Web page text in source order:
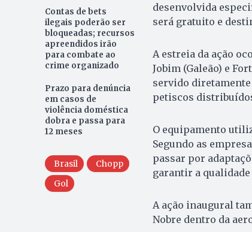
Contas de bets
ilegais poderão ser
bloqueadas; recursos
apreendidos irão
para combate ao
crime organizado
Prazo para denúncia
em casos de
violência doméstica
dobra e passa para
12 meses
Brasil
Chopp
Gol
desenvolvida
será gratuito e
A estreia da ação
Jobim (Galeão) e
servido
petiscos
O equipamento
Segundo as
passar por
garantir a qualidade
A ação inaugural
Nobre dentro da